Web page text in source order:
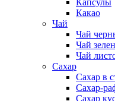
Капсулы
Какао
Чай
Чай
Чай
Чай
Сахар
Сахар в
Сахар-
Сахар